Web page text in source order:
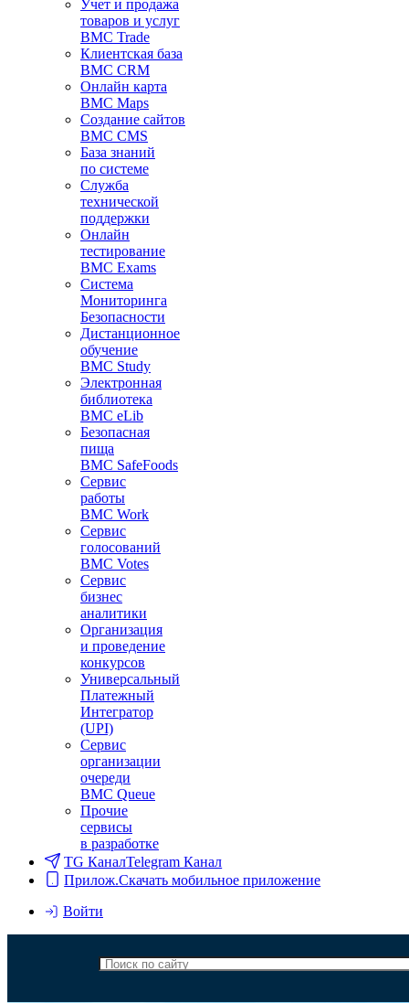
Учет и продажа
товаров и услуг
BMC Trade
Клиентская база
BMC CRM
Онлайн карта
BMC Maps
Создание сайтов
BMC CMS
База знаний
по системе
Служба
технической
поддержки
Онлайн
тестирование
BMC Exams
Система
Мониторинга
Безопасности
Дистанционное
обучение
BMC Study
Электронная
библиотека
BMC eLib
Безопасная
пища
BMC SafeFoods
Сервис
работы
BMC Work
Сервис
голосований
BMC Votes
Сервис
бизнес
аналитики
Организация
и проведение
конкурсов
Универсальный
Платежный
Интегратор
(UPI)
Сервис
организации
очереди
BMC Queue
Прочие
сервисы
в разработке
TG КаналTelegram Канал
Прилож.Скачать мобильное приложение
Войти